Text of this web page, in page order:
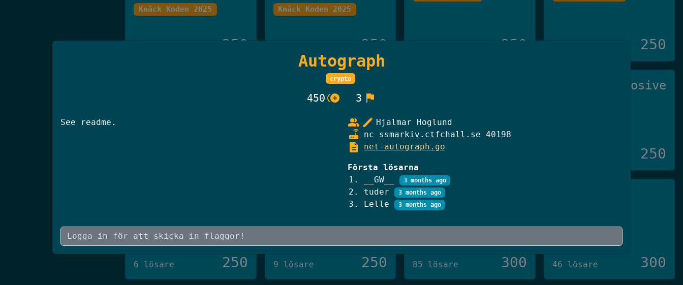
Knäck Koden 2025
250
Knäck Koden 2025
250 250 250
Han Som Inte Får
Nämnas
Knäck Koden 2025
250
Not So Explosive
250
6 lösare 250
Authority ✨
SSM 2026 Final
9 lösare 250
CV-skrivare™️
SSM 2023 Final
85 lösare 300 46 lösare 300
Autograph
crypto
450 control_point_duplicate 3 flag
See readme. group edit Hjalmar Hoglund
router nc ssmarkiv.ctfchall.se 40198
description net-autograph.go
Första lösarna
__GW__
3 months ago
tuder 3 months ago
Lelle 3 months ago